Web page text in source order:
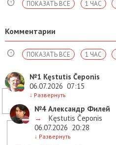
1 ЧАС
ПОКАЗАТЬ ВСЕ
Комментарии
1 ЧАС
ПОКАЗАТЬ ВСЕ
№1 Kęstutis Čeponis
06.07.2026 07:15
↓ Развернуть
№4 Александр Филей
→
Kęstutis Čeponis
06.07.2026 20:28
↓ Развернуть